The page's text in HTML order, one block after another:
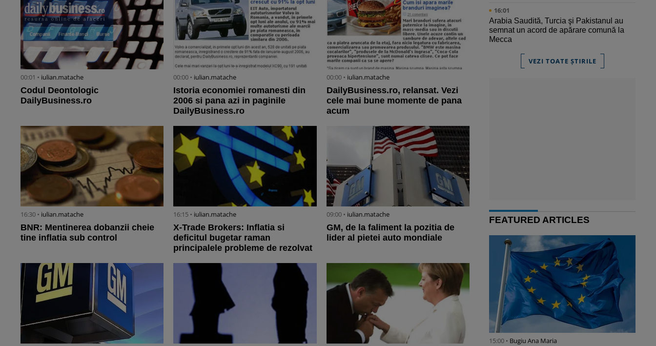
00:01 • iulian.matache
Codul Deontologic
DailyBusiness.ro
00:00 • iulian.matache
Istoria economiei romanesti din
2006 si pana azi in paginile
DailyBusiness.ro
00:00 • iulian.matache
DailyBusiness.ro, relansat. Vezi
cele mai bune momente de pana
acum
16:30 • iulian.matache
BNR: Mentinerea dobanzii cheie
tine inflatia sub control
16:15 • iulian.matache
X-Trade Brokers: Inflatia si
deficitul bugetar raman
principalele probleme de rezolvat
09:00 • iulian.matache
GM, de la faliment la pozitia de
lider al pietei auto mondiale
16:01
Arabia Saudită, Turcia şi Pakistanul au
semnat un acord de apărare comună la
Mecca
VEZI TOATE ȘTIRILE
FEATURED ARTICLES
15:00 • Bugiu ⁠Ana Maria